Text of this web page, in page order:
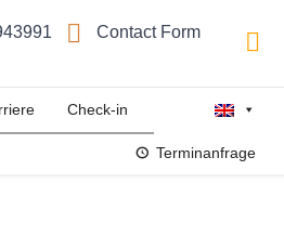
Contact Form
Check-in
Terminanfrage